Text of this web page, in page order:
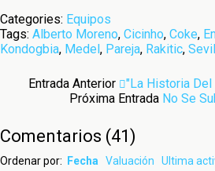
Categories: Equipos
Tags: Alberto Moreno, Cicinho, Coke,
Kondogbia, Medel, Pareja, Rakitic,
Entrada Anterior
"La Historia
Próxima Entrada No Se
Comentarios (41)
Ordenar por: Fecha Valuación Ultima